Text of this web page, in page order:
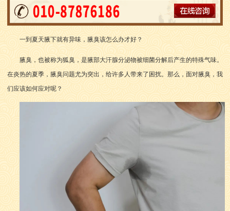
一到夏天腋下就有异味，腋臭该怎么办才好？
腋臭，也被称为狐臭，是腋部大汗腺分泌物被细菌分解后产生的特殊气味。
在炎热的夏季，腋臭问题尤为突出，给许多人带来了困扰。那么，面对腋臭，我
们应该如何应对呢？